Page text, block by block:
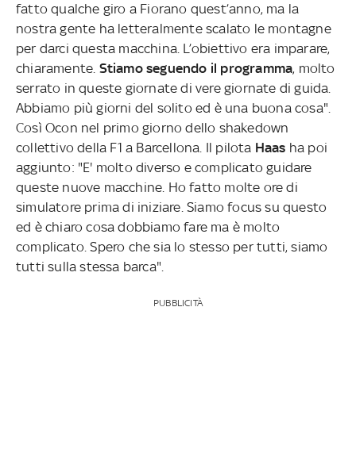
fatto qualche giro a Fiorano quest’anno, ma la
nostra gente ha letteralmente scalato le montagne
per darci questa macchina. L’obiettivo era imparare,
chiaramente. Stiamo seguendo il programma, molto
serrato in queste giornate di vere giornate di guida.
Abbiamo più giorni del solito ed è una buona cosa".
Così Ocon nel primo giorno dello shakedown
collettivo della F1 a Barcellona. Il pilota Haas ha poi
aggiunto: "E' molto diverso e complicato guidare
queste nuove macchine. Ho fatto molte ore di
simulatore prima di iniziare. Siamo focus su questo
ed è chiaro cosa dobbiamo fare ma è molto
complicato. Spero che sia lo stesso per tutti, siamo
tutti sulla stessa barca".
PUBBLICITÀ